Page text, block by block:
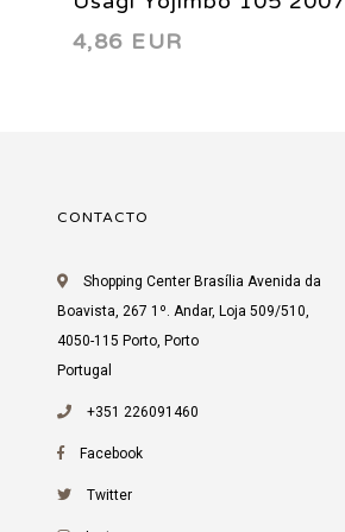
4,86 EUR
CONTACTO
Shopping Center Brasília Avenida da
Boavista, 267 1º. Andar, Loja 509/510,
4050-115 Porto, Porto
Portugal
+351 226091460
Facebook
Twitter